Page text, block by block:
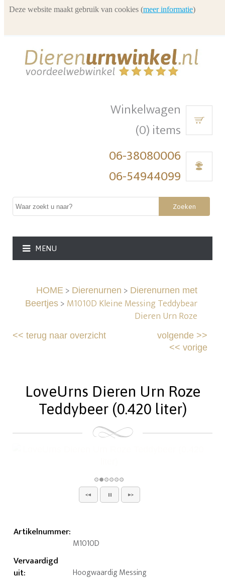
Winkelwagen
(0) items
06-38080006
06-54944099
Zoeken
MENU
HOME> Dierenurnen > Dierenurnen met
Beertjes> M1010D Kleine Messing Teddybear
Dieren Urn Roze
<<terug naar overzicht volgende>>
<< vorige
LoveUrns Dieren Urn Roze
Teddybeer (0.420 liter)
Artikelnummer:
M1010D
Vervaardigd
uit: Hoogwaardig Messing
Deze website maakt gebruik van cookies (meer informatie)